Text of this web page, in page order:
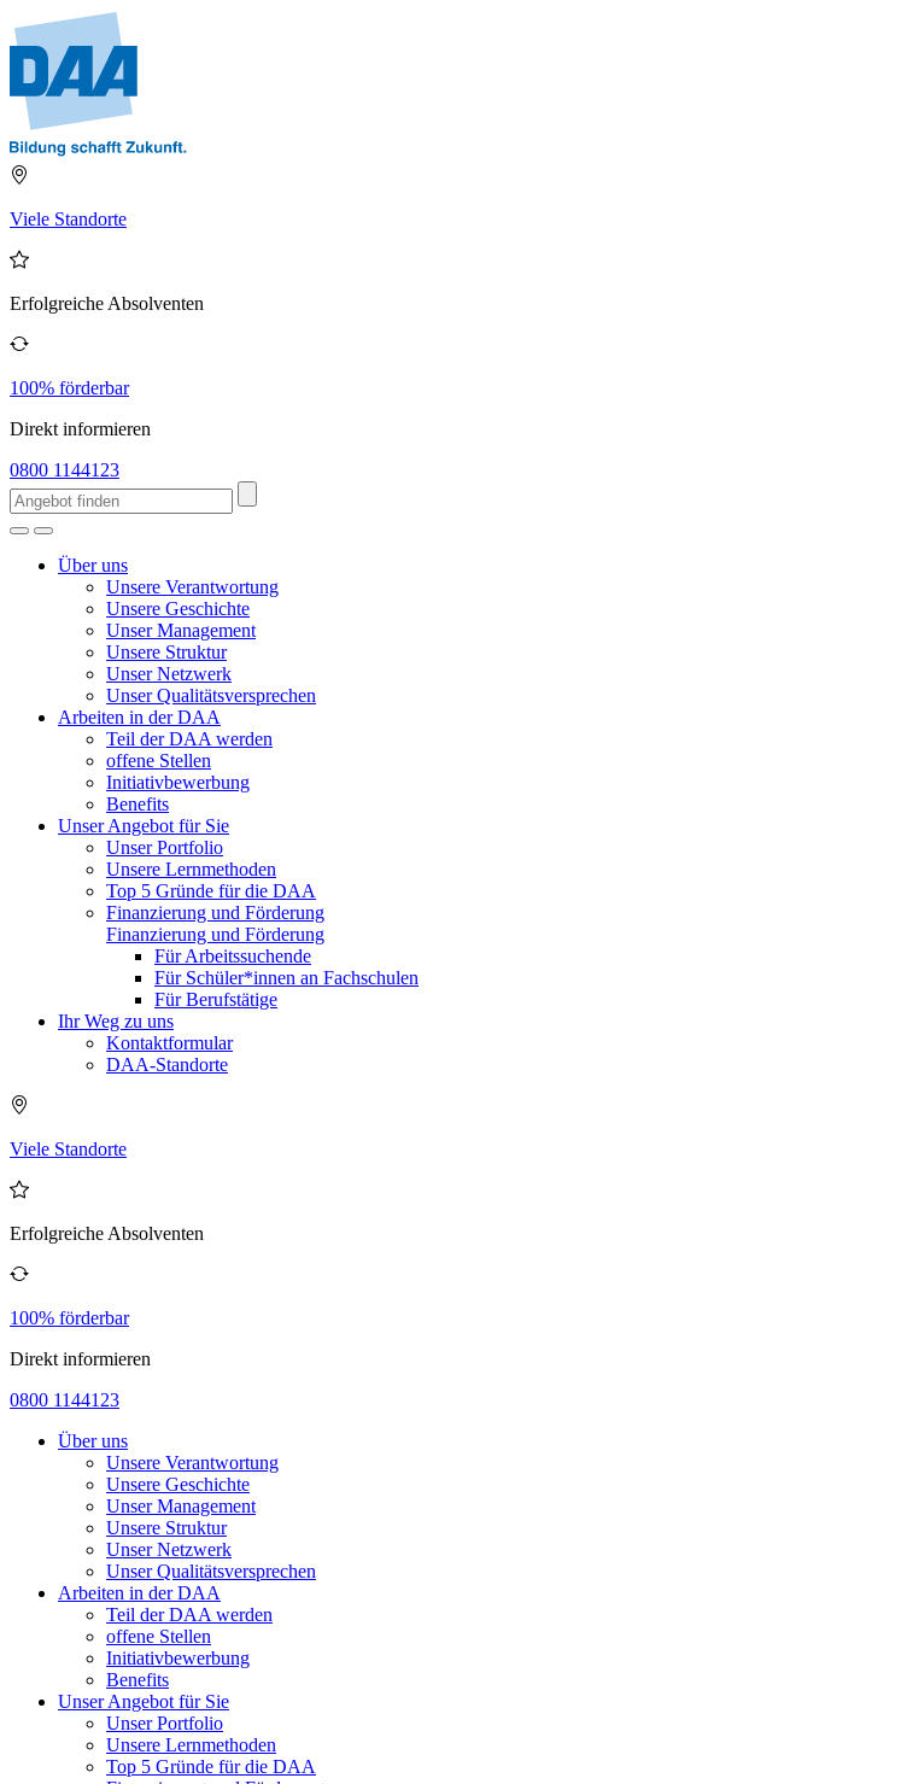
Viele Standorte
Erfolgreiche Absolventen
100% förderbar
Direkt informieren
0800 1144123
Über uns
Unsere Verantwortung
Unsere Geschichte
Unser Management
Unsere Struktur
Unser Netzwerk
Unser Qualitätsversprechen
Arbeiten in der DAA
Teil der DAA werden
offene Stellen
Initiativbewerbung
Benefits
Unser Angebot für Sie
Unser Portfolio
Unsere Lernmethoden
Top 5 Gründe für die DAA
Finanzierung und Förderung
Finanzierung und Förderung
Für Arbeitssuchende
Für Schüler*innen an Fachschulen
Für Berufstätige
Ihr Weg zu uns
Kontaktformular
DAA-Standorte
Viele Standorte
Erfolgreiche Absolventen
100% förderbar
Direkt informieren
0800 1144123
Über uns
Unsere Verantwortung
Unsere Geschichte
Unser Management
Unsere Struktur
Unser Netzwerk
Unser Qualitätsversprechen
Arbeiten in der DAA
Teil der DAA werden
offene Stellen
Initiativbewerbung
Benefits
Unser Angebot für Sie
Unser Portfolio
Unsere Lernmethoden
Top 5 Gründe für die DAA